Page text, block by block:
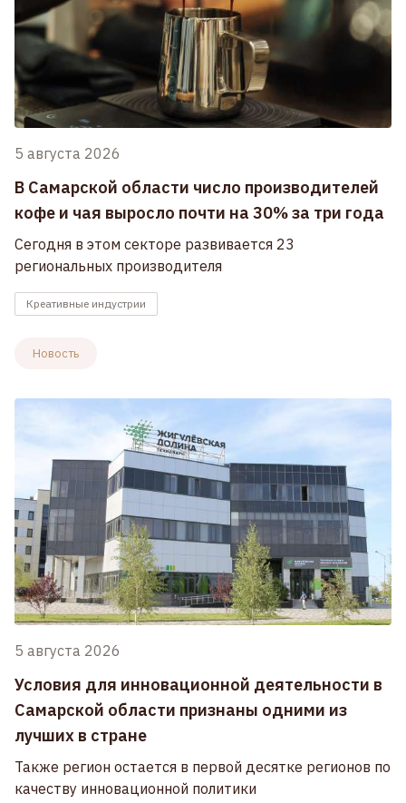
5 августа 2026
В Самарской области число производителей
кофе и чая выросло почти на 30% за три года
Сегодня в этом секторе развивается 23
региональных производителя
Креативные индустрии
Новость
5 августа 2026
Условия для инновационной деятельности в
Самарской области признаны одними из
лучших в стране
Также регион остается в первой десятке регионов по
качеству инновационной политики